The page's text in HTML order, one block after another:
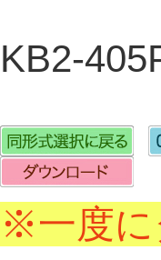
KB2-
※一度に